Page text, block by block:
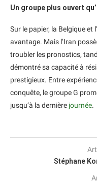
Un groupe plus ouvert
Sur le papier, la Belgique et
avantage. Mais l’Iran
troubler les pronostics,
démontré sa capacité à
prestigieux. Entre
conquête, le groupe G
jusqu’à la dernière journée.
Stéphane